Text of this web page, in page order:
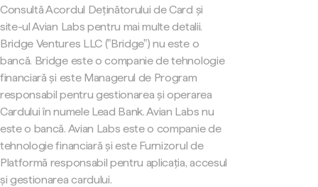
Consultă Acordul Deținătorului de Card și
site-ul Avian Labs pentru mai multe detalii.
Bridge Ventures LLC ("Bridge") nu este o
bancă. Bridge este o companie de tehnologie
financiară și este Managerul de Program
responsabil pentru gestionarea și operarea
Cardului în numele Lead Bank. Avian Labs nu
este o bancă. Avian Labs este o companie de
tehnologie financiară și este Furnizorul de
Platformă responsabil pentru aplicația, accesul
și gestionarea cardului.